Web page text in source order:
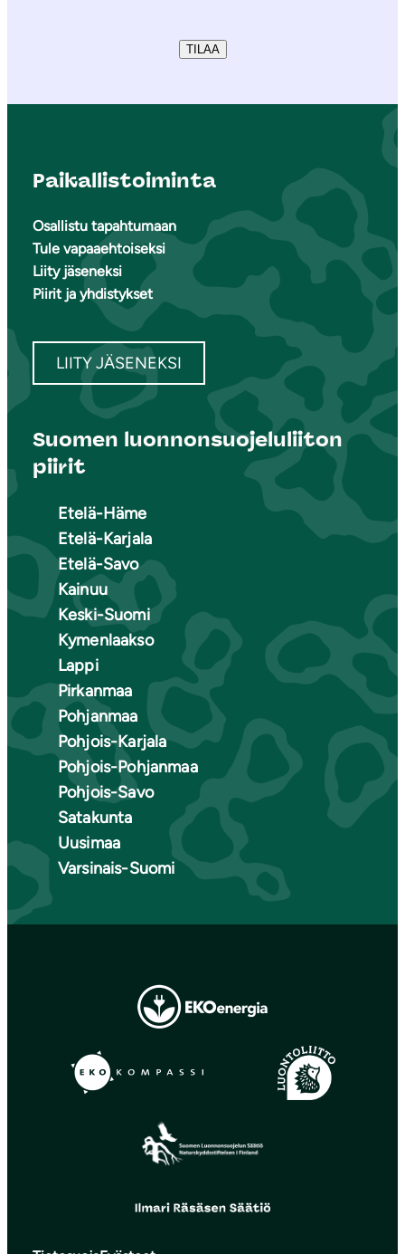
TILAA
Paikallistoiminta
Osallistu tapahtumaan
Tule vapaaehtoiseksi
Liity jäseneksi
Piirit ja yhdistykset
LIITY JÄSENEKSI
Suomen luonnonsuojeluliiton
piirit
Etelä-Häme
Etelä-Karjala
Etelä-Savo
Kainuu
Keski-Suomi
Kymenlaakso
Lappi
Pirkanmaa
Pohjanmaa
Pohjois-Karjala
Pohjois-Pohjanmaa
Pohjois-Savo
Satakunta
Uusimaa
Varsinais-Suomi